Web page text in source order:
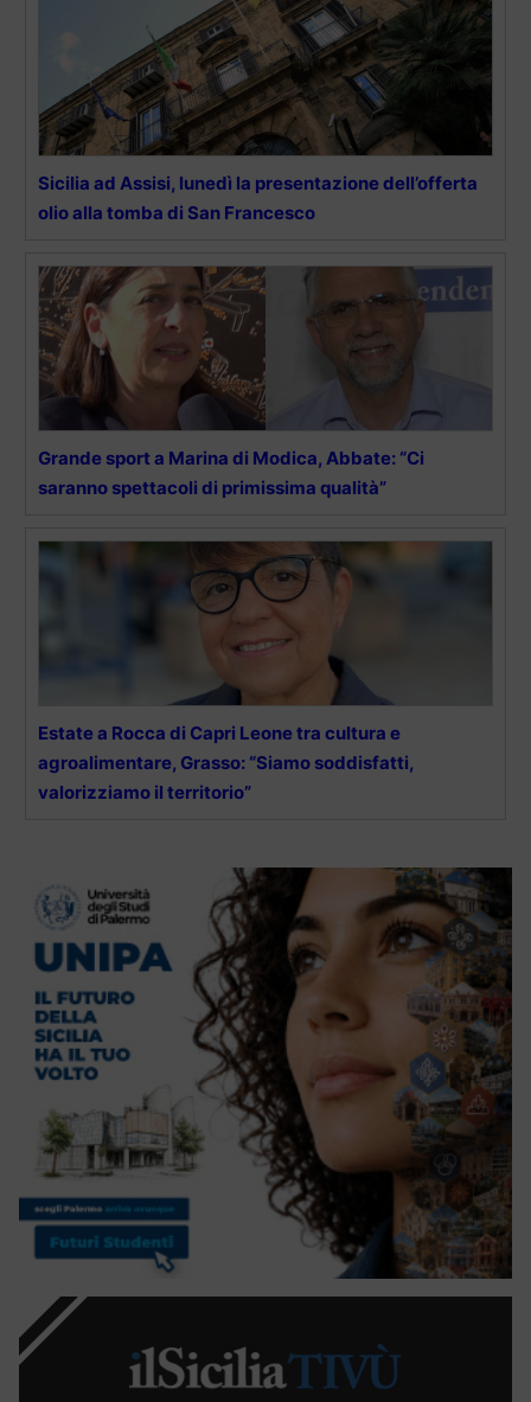
Sicilia ad Assisi, lunedì la presentazione dell’offerta
olio alla tomba di San Francesco
Grande sport a Marina di Modica, Abbate: “Ci
saranno spettacoli di primissima qualità”
Estate a Rocca di Capri Leone tra cultura e
agroalimentare, Grasso: “Siamo soddisfatti,
valorizziamo il territorio”